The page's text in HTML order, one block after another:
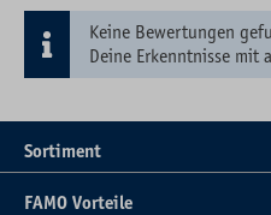
Keine Bewertungen
Deine Erkenntnisse mit
Sortiment
FAMO Vorteile